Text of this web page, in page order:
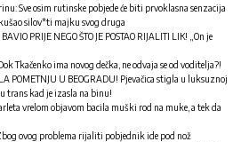
Sve osim rutinske pobjede će biti prvoklasna senzacija
silov*ti majku svog druga
PRIJE NEGO ŠTO JE POSTAO RIJALITI LIK! „On je
Tkačenko ima novog dečka, ne odvaja se od voditelja?!
POMETNJU U BEOGRADU! Pjevačica stigla u luksuznoj
trans kad je izasla na binu!
vrelom objavom bacila muški rod na muke, a tek da
ovog problema rijaliti pobjednik ide pod nož